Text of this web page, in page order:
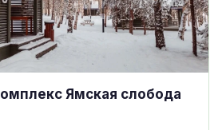
Ямская слобода